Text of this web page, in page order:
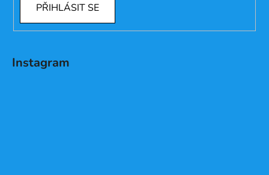
PŘIHLÁSIT SE
Instagram